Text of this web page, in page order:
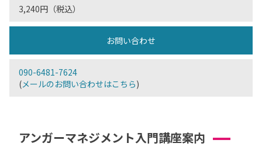
3,240円（税込）
お問い合わせ
090-6481-7624
(メールのお問い合わせはこちら)
アンガーマネジメント入門講座案内